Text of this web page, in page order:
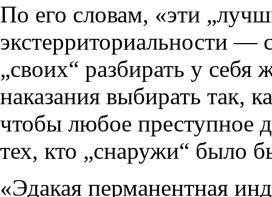
По его словам, «эти
экстерриториальности —
„своих“ разбирать у
наказания выбирать так,
чтобы любое преступное
тех, кто „снаружи“ было
«Эдакая перманентная